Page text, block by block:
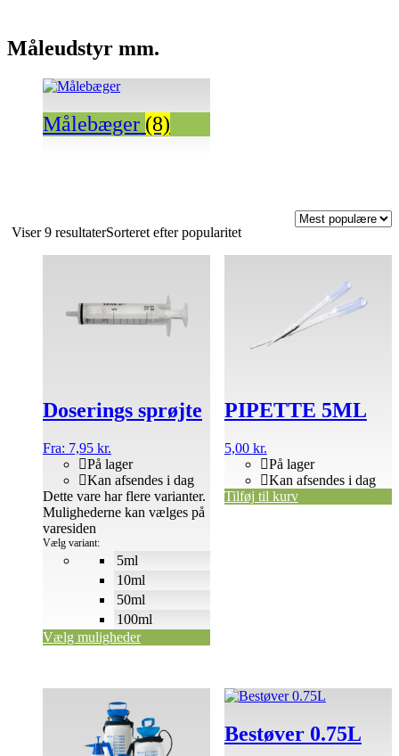
Måleudstyr mm.
Målebæger (8)
Viser 9 resultaterSorteret efter popularitet
Doserings sprøjte
Fra: 7,95 kr.
På lager
Kan afsendes i dag
Vælg variant:
Vælg muligheder
Dette vare har flere varianter.
Mulighederne kan vælges på
varesiden
5ml
10ml
50ml
100ml
PIPETTE 5ML
5,00 kr.
På lager
Kan afsendes i dag
Tilføj til kurv
Bestøver 0.75L